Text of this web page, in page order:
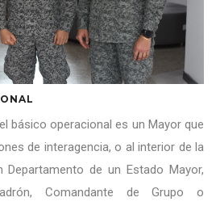
básico operacional es un Mayor que
de interagencia, o al interior de la
de un Estado Mayor,
Comandante de Grupo o